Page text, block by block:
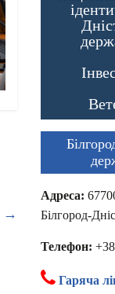
→
Адреса:
Білгород-
Телефон:
Гаряча